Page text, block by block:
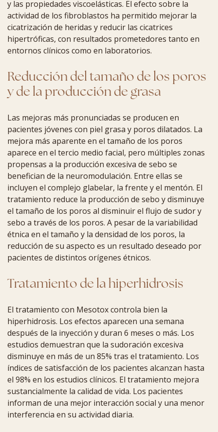
y las propiedades viscoelásticas. El efecto sobre la
actividad de los fibroblastos ha permitido mejorar la
cicatrización de heridas y reducir las cicatrices
hipertróficas, con resultados prometedores tanto en
entornos clínicos como en laboratorios.
Reducción del tamaño de los poros
y de la producción de grasa
Las mejoras más pronunciadas se producen en
pacientes jóvenes con piel grasa y poros dilatados. La
mejora más aparente en el tamaño de los poros
aparece en el tercio medio facial, pero múltiples zonas
propensas a la producción excesiva de sebo se
benefician de la neuromodulación. Entre ellas se
incluyen el complejo glabelar, la frente y el mentón. El
tratamiento reduce la producción de sebo y disminuye
el tamaño de los poros al disminuir el flujo de sudor y
sebo a través de los poros. A pesar de la variabilidad
étnica en el tamaño y la densidad de los poros, la
reducción de su aspecto es un resultado deseado por
pacientes de distintos orígenes étnicos.
Tratamiento de la hiperhidrosis
El tratamiento con Mesotox controla bien la
hiperhidrosis. Los efectos aparecen una semana
después de la inyección y duran 6 meses o más. Los
estudios demuestran que la sudoración excesiva
disminuye en más de un 85% tras el tratamiento. Los
índices de satisfacción de los pacientes alcanzan hasta
el 98% en los estudios clínicos. El tratamiento mejora
sustancialmente la calidad de vida. Los pacientes
informan de una mejor interacción social y una menor
interferencia en su actividad diaria.